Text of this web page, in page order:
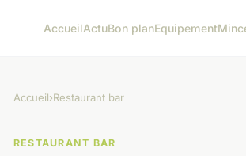
AccueilActuBon planEquipement
Accueil›Restaurant bar
RESTAURANT BAR